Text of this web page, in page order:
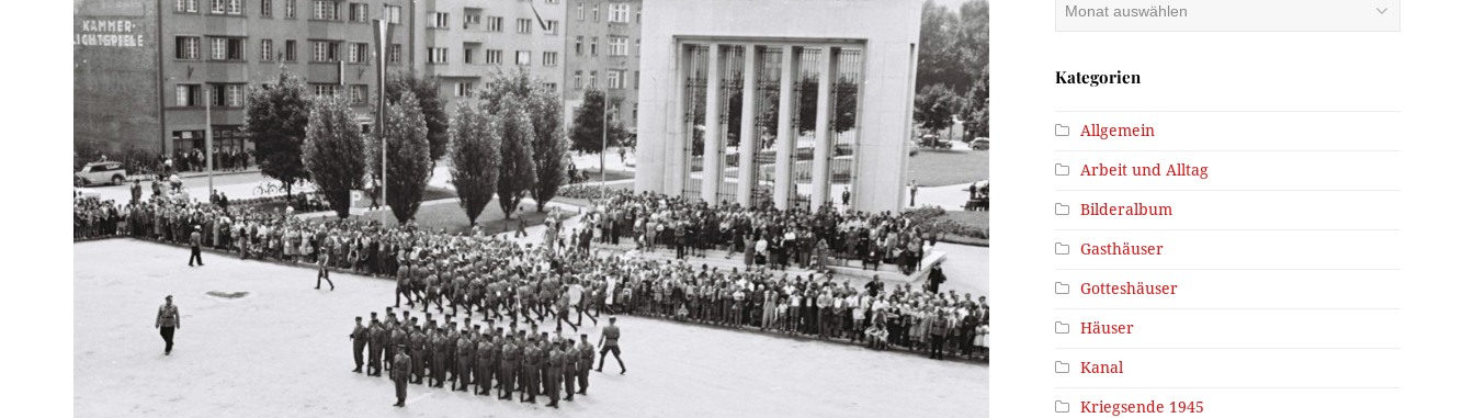
Kategorien
Allgemein
Arbeit und Alltag
Bilderalbum
Gasthäuser
Gotteshäuser
Häuser
Kanal
Kriegsende 1945